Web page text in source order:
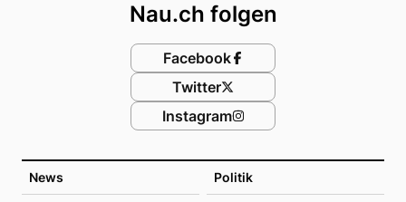
News Politik
Nau.ch folgen
Facebook
Twitter
Instagram